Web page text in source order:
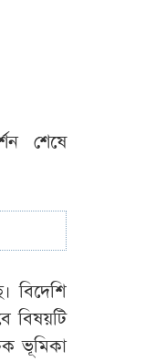
শেষে
বিদেশি
বিষয়টি
ভূমিকা